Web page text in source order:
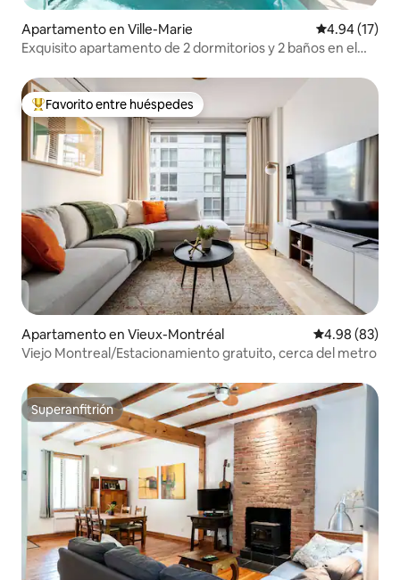
Apartamento en Ville-Marie Calificación
4.94 (17)
Exquisito apartamento de 2 dormitorios y 2 baños en el
Favorito entre huéspedes preferido
Favorito entre huéspedes
Apartamento en Vieux-Montréal Calificación
4.98 (83)
Viejo Montreal/Estacionamiento gratuito, cerca del metro
Superanfitrión
Superanfitrión